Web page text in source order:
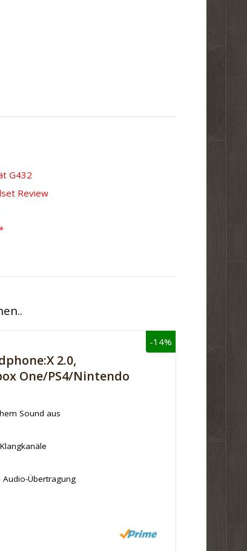
G432
Review
-14%
2.0,
One/PS4/Nintendo
Sound aus
Übertragung